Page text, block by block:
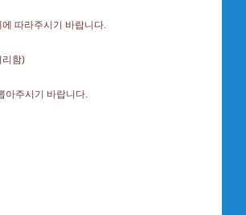
따라주시기 바랍니다.
리함)
아주시기 바랍니다.